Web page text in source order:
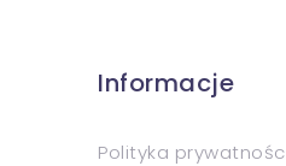
Informacje
Polityka